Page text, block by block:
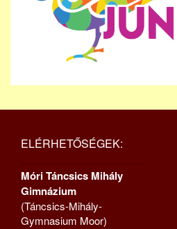
ELÉRHETŐSÉGEK:
Móri Táncsics Mihály
Gimnázium
(Táncsics-Mihály-
Gymnasium Moor)